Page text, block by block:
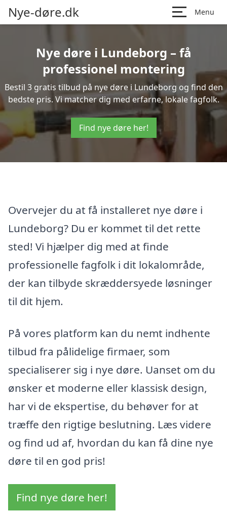
Nye-døre.dk Menu
Nye døre i Lundeborg – få
professionel montering
Bestil 3 gratis tilbud på nye døre i Lundeborg og find den
bedste pris. Vi matcher dig med erfarne, lokale fagfolk.
Find nye døre her!
Overvejer du at få installeret nye døre i
Lundeborg? Du er kommet til det rette
sted! Vi hjælper dig med at finde
professionelle fagfolk i dit lokalområde,
der kan tilbyde skræddersyede løsninger
til dit hjem.
På vores platform kan du nemt indhente
tilbud fra pålidelige firmaer, som
specialiserer sig i nye døre. Uanset om du
ønsker et moderne eller klassisk design,
har vi de ekspertise, du behøver for at
træffe den rigtige beslutning. Læs videre
og find ud af, hvordan du kan få dine nye
døre til en god pris!
Find nye døre her!